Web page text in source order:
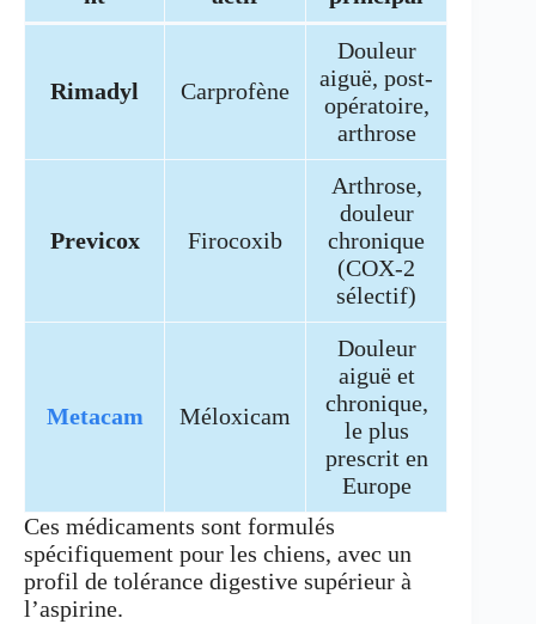
Rimadyl Carprofène
Douleur
aiguë, post-
opératoire,
arthrose
Previcox Firocoxib
Arthrose,
douleur
chronique
(COX-2
sélectif)
Metacam Méloxicam
Douleur
aiguë et
chronique,
le plus
prescrit en
Europe
Ces médicaments sont formulés
spécifiquement pour les chiens, avec un
profil de tolérance digestive supérieur à
l’aspirine.